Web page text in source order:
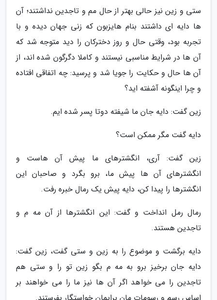
ستی و زین نیز حالی بهتر از حال مم و تاجدین نداشتند؛ آن
ها دایه ای داشتند بنام هایزبون که زنی جهان دیده و با
تجربه بود، وقتی حال و روز دخترکان را دید متوجه شد که
آن ها در شرایط مناسبی نیستند و کاملا دگرگون شده اند، از
آن ها حال و حکایت را جویا شد و پرسید: چه اتفاقی افتاده
و چرا اینگونه آشفته اید؟
زین گفت: دایه جان ما شیفته دوتا پسر شده ایم.
دایه گفت مگر ممکن است؟
زین گفت: آری، انگشترهای ما پیش آن هاست و
انگشترهای آن ها پیش ما، برو بگرد و صاحبان این
انگشترها را پیدا کن، دایه پیش یک رمال خبره رفت.
رمال رمل انداخت و گفت: این انگشترها از آن مه م و
تاجدین هستند.
دایه برگشت و موضوع را به زین و ستی گفت، زین گفت:
دایه جان برخیز برو به مه م بگو زین تو را و ستی هم
تاجدین را می خواهد اگر آن ها نیز ما را می خواهند بر